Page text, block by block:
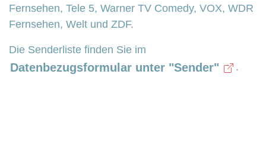
Fernsehen, Tele 5, Warner TV Comedy, VOX, WDR
Fernsehen, Welt und ZDF.
Die Senderliste finden Sie im
Datenbezugsformular unter "Sender" .